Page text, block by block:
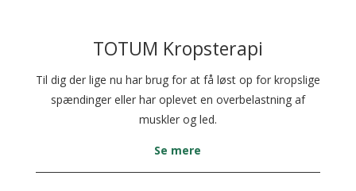
TOTUM Kropsterapi
Til dig der lige nu har brug for at få løst op for kropslige
spændinger eller har oplevet en overbelastning af
muskler og led.
Se mere